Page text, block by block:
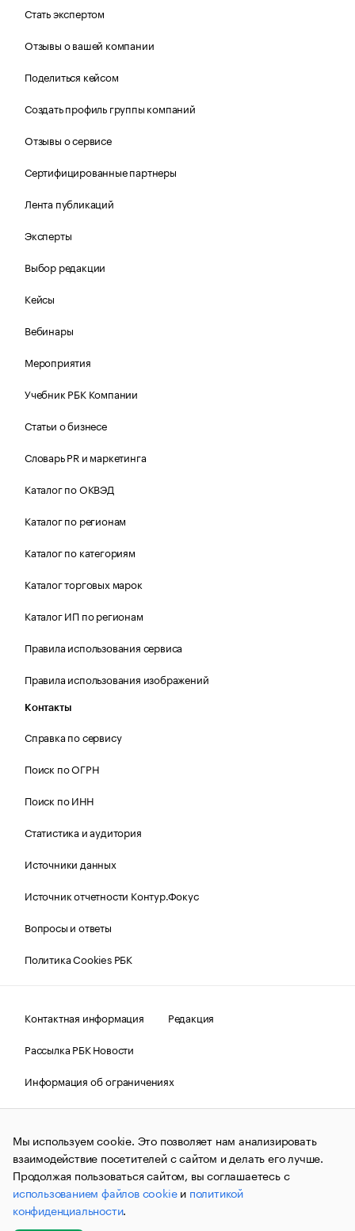
Стать экспертом
Отзывы о вашей компании
Поделиться кейсом
Создать профиль группы компаний
Отзывы о сервисе
Сертифицированные партнеры
Лента публикаций
Эксперты
Выбор редакции
Кейсы
Вебинары
Мероприятия
Учебник РБК Компании
Статьи о бизнесе
Словарь PR и маркетинга
Каталог по ОКВЭД
Каталог по регионам
Каталог по категориям
Каталог торговых марок
Каталог ИП по регионам
Правила использования сервиса
Правила использования изображений
Контакты
Справка по сервису
Поиск по ОГРН
Поиск по ИНН
Статистика и аудитория
Источники данных
Источник отчетности Контур.Фокус
Вопросы и ответы
Политика Cookies РБК
Контактная информация
Редакция
Рассылка РБК Новости
Информация об ограничениях
Правовая информация
О соблюдении авторских прав
© АО «РОСБИЗНЕСКОНСАЛТИНГ»,1995–2026.Сообщения
и материалы информационного агентства «РБК»
(зарегистрировано Федеральной службой по надзору в сфере
связи, информационных технологий и массовых
коммуникаций (Роскомнадзор) 09.12.2015 за номером ИА
№ФС77-63848) сопровождаются пометкой «РБК». Отдельные
публикации могут содержать информацию,
Мы используем cookie. Это позволяет нам анализировать
взаимодействие посетителей с сайтом и делать его лучше.
Продолжая пользоваться сайтом, вы соглашаетесь с
использованием файлов cookieи политикой
конфиденциальности.